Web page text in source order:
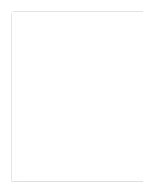
Selection 500ml com